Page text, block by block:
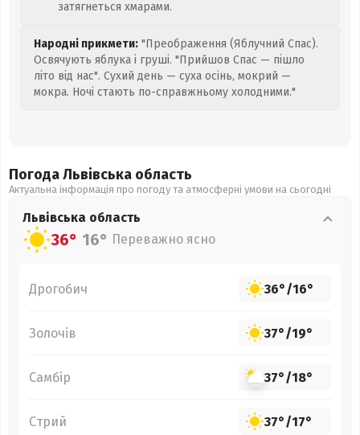
затягнеться хмарами.
Народні прикмети: "Преображення (Яблучний Спас).
Освячують яблука і груші. "Прийшов Спас — пішло
літо від нас". Сухий день — суха осінь, мокрий —
мокра. Ночі стають по-справжньому холодними."
Погода Львівська область
Актуальна інформація про погоду та атмосферні умови на сьогодні
Львівська область
36° 16° Переважно ясно
Дрогобич 36°/16°
Золочів 37°/19°
Самбір 37°/18°
Стрий 37°/17°